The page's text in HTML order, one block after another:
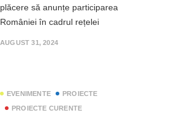
plăcere să anunțe participarea
României în cadrul rețelei
AUGUST 31, 2024
EVENIMENTE
PROIECTE
PROIECTE CURENTE